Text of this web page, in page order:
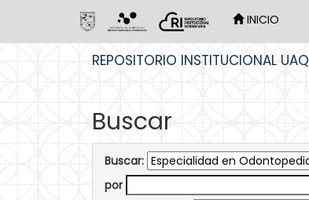
INICIO
REPOSITORIO INSTITUCIONAL UAQ
Buscar
Buscar:
por